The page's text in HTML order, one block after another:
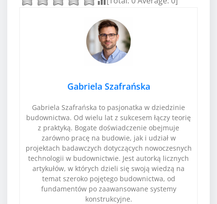
Gabriela Szafrańska
Gabriela Szafrańska to pasjonatka w dziedzinie
budownictwa. Od wielu lat z sukcesem łączy teorię
z praktyką. Bogate doświadczenie obejmuje
zarówno pracę na budowie, jak i udział w
projektach badawczych dotyczących nowoczesnych
technologii w budownictwie. Jest autorką licznych
artykułów, w których dzieli się swoją wiedzą na
temat szeroko pojętego budownictwa, od
fundamentów po zaawansowane systemy
konstrukcyjne.